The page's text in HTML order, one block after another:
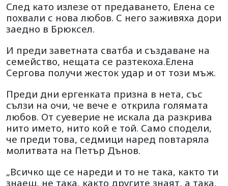
След като излезе от предаването, Елена се
похвали с нова любов. С него заживяха дори
заедно в Брюксел.
И преди заветната сватба и създаване на
семейство, нещата се разтекоха.Елена
Сергова получи жесток удар и от този мъж.
Преди дни ергенката призна в нета, със
сълзи на очи, че вече е открила голямата
любов. От суеверие не искала да разкрива
нито името, нито кой е той. Само сподели,
че преди това, седмици наред повтаряла
молитвата на Петър Дънов.
„Всичко ще се нареди и то не така, както ти
знаеш, не така, както другите знаят, а така,